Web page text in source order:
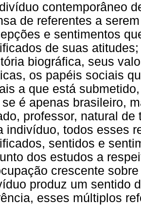
contemporâneo
de referentes a
e sentimentos
de suas
biográfica, seus
os papéis sociais
a que está
se é apenas brasileiro,
professor, natural
indivíduo, todos esses
sentidos e
dos estudos a
crescente
produz um sentido
esses múltiplos